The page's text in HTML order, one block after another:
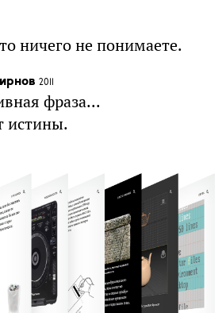
ничего не понимаете.
2011
фраза...
истины.